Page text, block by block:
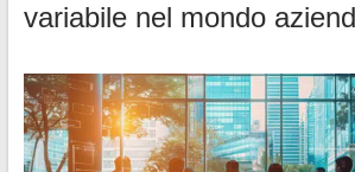
variabile nel mondo